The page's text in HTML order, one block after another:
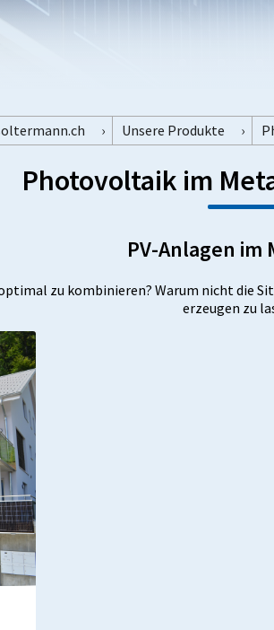
Unsere Produkte
Photovoltaik im
PV-Anlagen im
zu kombinieren? Warum nicht die
erzeugen zu